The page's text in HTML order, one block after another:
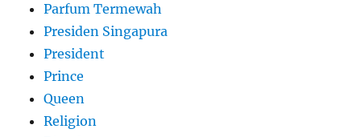
Parfum Termewah
Presiden Singapura
President
Prince
Queen
Religion